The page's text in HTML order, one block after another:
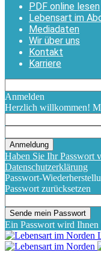
PDF online lesen
Lebensart im
Mediadaten
Wir über uns
Kontakt
Karriere
Anmelden
Herzlich willkommen!
Haben Sie Ihr Passwort
Datenschutzerklärung
Passwort-
Passwort zurücksetzen
Ein Passwort wird